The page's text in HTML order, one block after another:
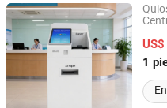
1
Guangzhou Xishida
Guangdong, China